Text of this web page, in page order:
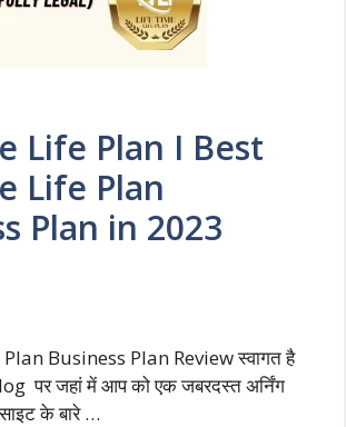
Life Plan I Best
Life Plan
Plan in 2023
Business Plan Review स्वागत है
पर जहां में आप को एक जबरदस्त अर्निंग
के बारे …